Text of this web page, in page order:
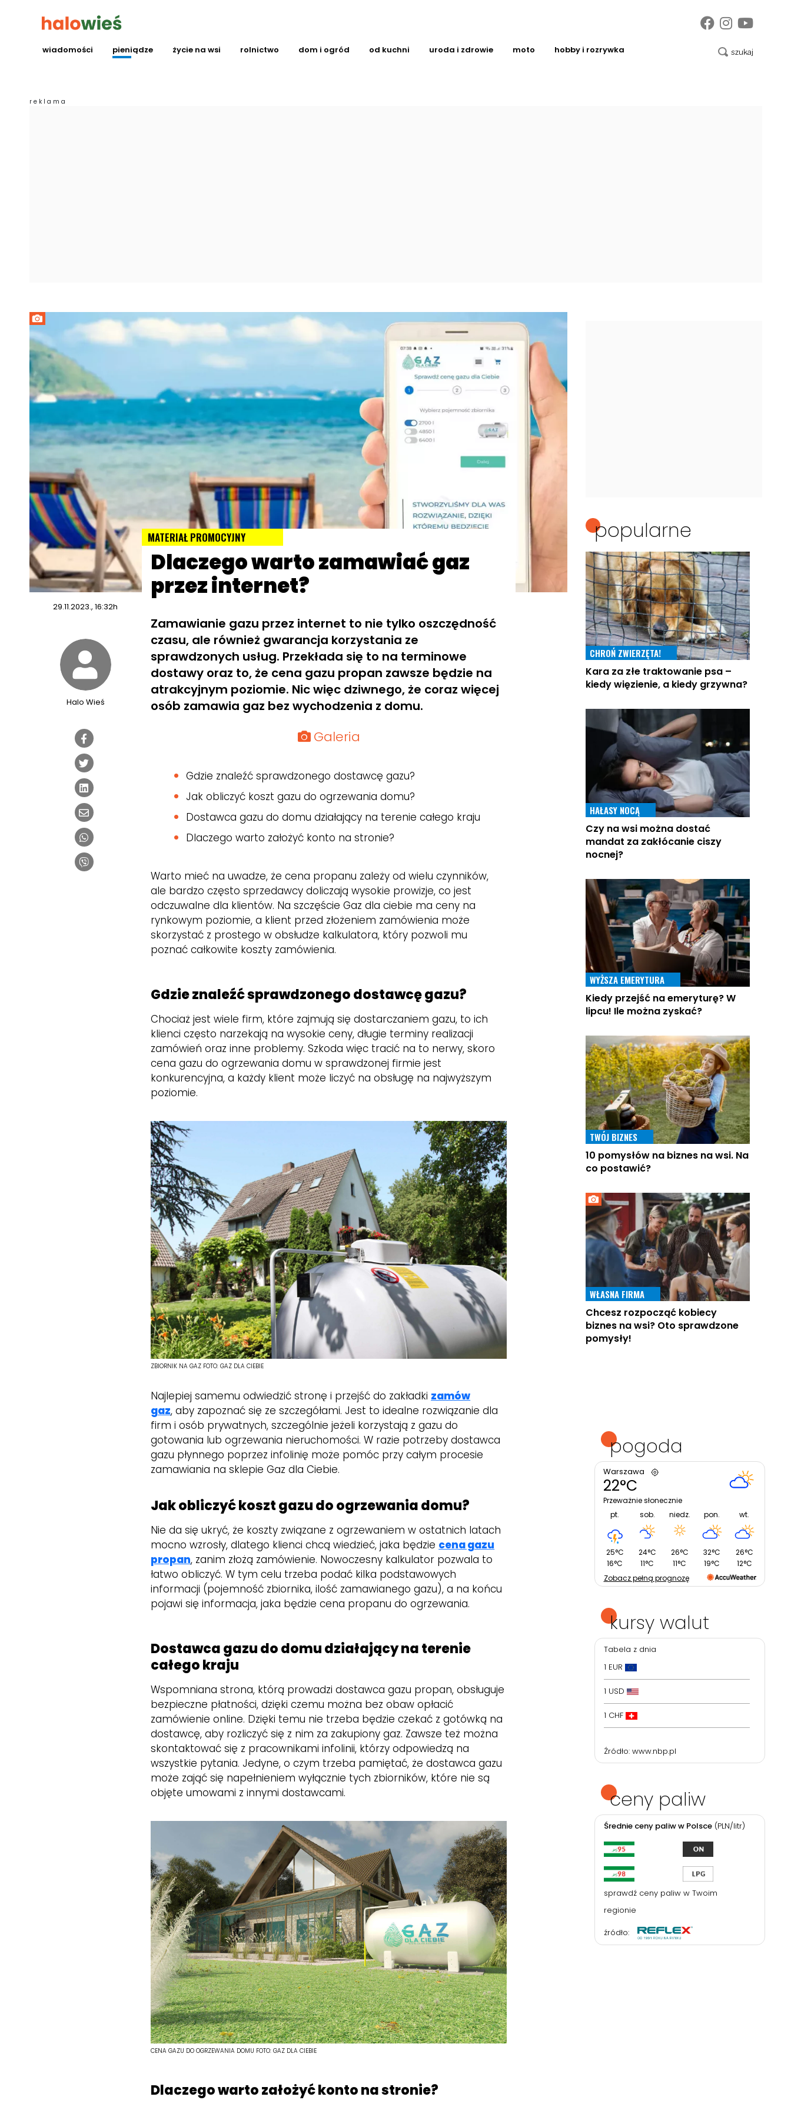
wiadomości pieniądze życie na wsi rolnictwo dom i ogród od kuchni uroda i zdrowie moto hobby i rozrywka
MATERIAŁ PROMOCYJNY
Dlaczego warto zamawiać gaz
przez internet?
29.11.2023., 16:32h
Halo Wieś
Zamawianie gazu przez internet to nie tylko oszczędność
czasu, ale również gwarancja korzystania ze
sprawdzonych usług. Przekłada się to na terminowe
dostawy oraz to, że cena gazu propan zawsze będzie na
atrakcyjnym poziomie. Nic więc dziwnego, że coraz więcej
osób zamawia gaz bez wychodzenia z domu.
Galeria
Gdzie znaleźć sprawdzonego dostawcę gazu?
Jak obliczyć koszt gazu do ogrzewania domu?
Dostawca gazu do domu działający na terenie całego kraju
Dlaczego warto założyć konto na stronie?
Warto mieć na uwadze, że cena propanu zależy od wielu czynników,
ale bardzo często sprzedawcy doliczają wysokie prowizje, co jest
odczuwalne dla klientów. Na szczęście Gaz dla ciebie ma ceny na
rynkowym poziomie, a klient przed złożeniem zamówienia może
skorzystać z prostego w obsłudze kalkulatora, który pozwoli mu
poznać całkowite koszty zamówienia.
Gdzie znaleźć sprawdzonego dostawcę gazu?
Chociaż jest wiele firm, które zajmują się dostarczaniem gazu, to ich
klienci często narzekają na wysokie ceny, długie terminy realizacji
zamówień oraz inne problemy. Szkoda więc tracić na to nerwy, skoro
cena gazu do ogrzewania domu w sprawdzonej firmie jest
konkurencyjna, a każdy klient może liczyć na obsługę na najwyższym
poziomie.
ZBIORNIK NA GAZ FOTO:GAZ DLA CIEBIE
Najlepiej samemu odwiedzić stronę i przejść do zakładki zamów
gaz, aby zapoznać się ze szczegółami. Jest to idealne rozwiązanie dla
firm i osób prywatnych, szczególnie jeżeli korzystają z gazu do
gotowania lub ogrzewania nieruchomości. W razie potrzeby dostawca
gazu płynnego poprzez infolinię może pomóc przy całym procesie
zamawiania na sklepie Gaz dla Ciebie.
Jak obliczyć koszt gazu do ogrzewania domu?
Nie da się ukryć, że koszty związane z ogrzewaniem w ostatnich latach
mocno wzrosły, dlatego klienci chcą wiedzieć, jaka będzie cena gazu
propan, zanim złożą zamówienie. Nowoczesny kalkulator pozwala to
łatwo obliczyć. W tym celu trzeba podać kilka podstawowych
informacji (pojemność zbiornika, ilość zamawianego gazu), a na końcu
pojawi się informacja, jaka będzie cena propanu do ogrzewania.
Dostawca gazu do domu działający na terenie
całego kraju
Wspomniana strona, którą prowadzi dostawca gazu propan, obsługuje
bezpieczne płatności, dzięki czemu można bez obaw opłacić
zamówienie online. Dzięki temu nie trzeba będzie czekać z gotówką na
dostawcę, aby rozliczyć się z nim za zakupiony gaz. Zawsze też można
skontaktować się z pracownikami infolinii, którzy odpowiedzą na
wszystkie pytania. Jedyne, o czym trzeba pamiętać, że dostawca gazu
może zająć się napełnieniem wyłącznie tych zbiorników, które nie są
objęte umowami z innymi dostawcami.
CENA GAZU DO OGRZEWANIA DOMU FOTO:GAZ DLA CIEBIE
Dlaczego warto założyć konto na stronie?
popularne
CHROŃ ZWIERZĘTA!
Kara za złe traktowanie psa –
kiedy więzienie, a kiedy grzywna?
HAŁASY NOCĄ
Czy na wsi można dostać
mandat za zakłócanie ciszy
nocnej?
WYŻSZA EMERYTURA
Kiedy przejść na emeryturę? W
lipcu! Ile można zyskać?
TWÓJ BIZNES
10 pomysłów na biznes na wsi. Na
co postawić?
WŁASNA FIRMA
Chcesz rozpocząć kobiecy
biznes na wsi? Oto sprawdzone
pomysły!
pogoda
Warszawa
22°C
Przeważnie słonecznie
pt.
25°C
16°C
sob.
24°C
11°C
niedz.
26°C
11°C
pon.
32°C
19°C
wt.
26°C
12°C
Zobacz pełną prognozę
ceny paliw
Średnie ceny paliw w Polsce(PLN/litr)
sprawdź ceny paliw w Twoim
regionie
źródło:
kursy walut
Tabela z dnia
1 EUR
1 USD
1 CHF
Źródło: www.nbp.pl